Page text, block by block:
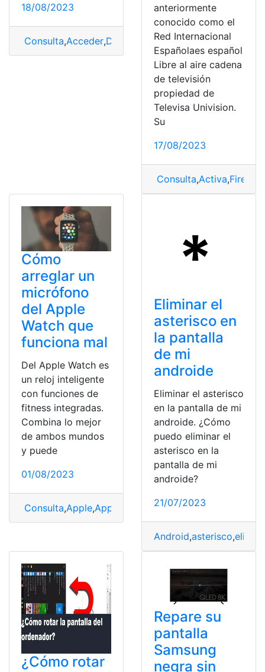
18/08/2023
Consulta,Acceder,Digi Movil dispositivo,Pantalla
anteriormente
conocido como el
Red Internacional
Españolaes español
Libre al aire cadena
de televisión
propiedad de
Televisa Univision.
Su
17/08/2023
Consulta,Activa,Fire TV
Cómo
arreglar un
micrófono
del Apple
Watch que
funciona mal
Del Apple Watch es
un reloj inteligente
con funciones de
fitness integradas.
Combina lo mejor
de ambos mundos
y puede
01/08/2023
Consulta,Apple,Apple Watch arreglar,Micrófono
Eliminar el
asterisco en
la pantalla
de mi
androide
Eliminar el asterisco
en la pantalla de mi
androide. ¿Cómo
puedo eliminar el
asterisco en la
pantalla de mi
androide?
21/07/2023
Android,asterisco,
¿Cómo rotar
Repare su
pantalla
Samsung
negra sin